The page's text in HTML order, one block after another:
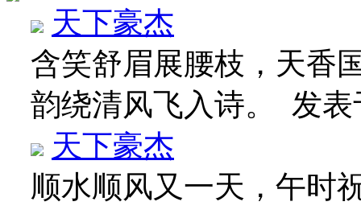
天下豪杰
含笑舒眉展腰枝，天香
韵绕清风飞入诗。 发表
天下豪杰
顺水顺风又一天，午时